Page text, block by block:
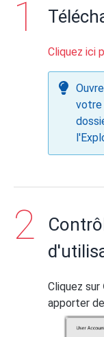
Cliquez ici
votre
Cliquez sur
apporter